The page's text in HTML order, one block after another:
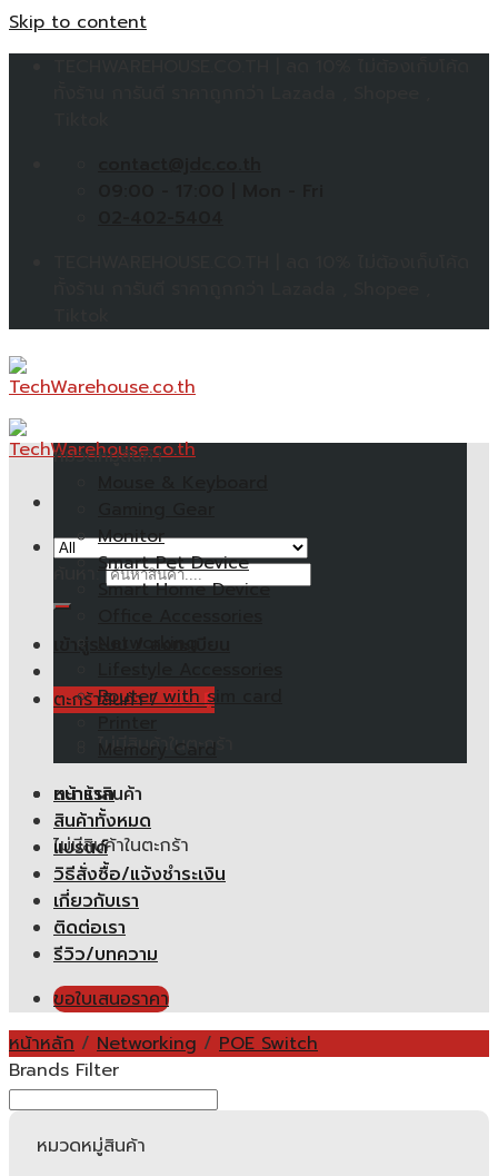
Skip to content
ตะกร้าสินค้า /0.00฿
ไม่มีสินค้าในตะกร้า
ตะกร้าสินค้า
ไม่มีสินค้าในตะกร้า
หมวดหมู่สินค้า
Monitor
Smart Pet Device
Smart Home Device
Router with sim card
Memory Card
หน้าแรก
สินค้าทั้งหมด
แบรนด์
วิธีสั่งซื้อ/แจ้งชำระเงิน
เกี่ยวกับเรา
ติดต่อเรา
รีวิว/บทความ
ขอใบเสนอราคา
หน้าหลัก / Networking / POE Switch
Brands Filter
หมวดหมู่สินค้า